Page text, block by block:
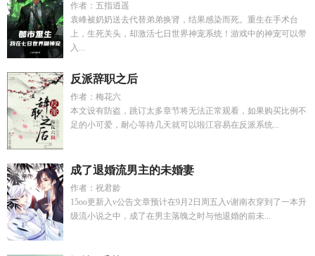
作者：五指逍遥
袁峰被奶奶送去代替弟弟换肾，结果感染而死。重生在手术台
上，生死关头，却激活七日世界神宠系统！游戏中的神宠可以带
入...
反派辞职之后
作者：梅花六
本文设有防盗，跳订太多章节将无法正常观看，如果购买比例不
足的小可爱，耐心等待几天就可以啦江容易在反派系统...
成了退婚流男主的未婚妻
作者：祝君龄
15oo更新入v公告文章预计在9月2日周五入v谢南衣穿到了一本升
级流小说之中，成了在男主落魄之时与他退婚的前未...